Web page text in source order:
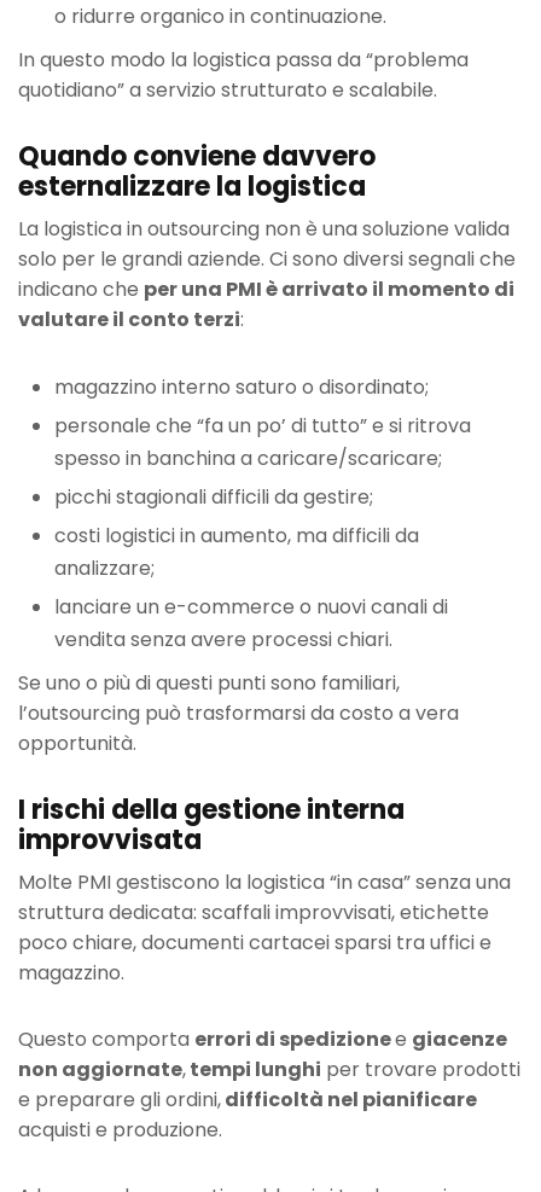
o ridurre organico in continuazione.
In questo modo la logistica passa da “problema
quotidiano” a servizio strutturato e scalabile.
Quando conviene davvero
esternalizzare la logistica
La logistica in outsourcing non è una soluzione valida
solo per le grandi aziende. Ci sono diversi segnali che
indicano che per una PMI è arrivato il momento di
valutare il conto terzi:
magazzino interno saturo o disordinato;
personale che “fa un po’ di tutto” e si ritrova
spesso in banchina a caricare/scaricare;
picchi stagionali difficili da gestire;
costi logistici in aumento, ma difficili da
analizzare;
lanciare un e-commerce o nuovi canali di
vendita senza avere processi chiari.
Se uno o più di questi punti sono familiari,
l’outsourcing può trasformarsi da costo a vera
opportunità.
I rischi della gestione interna
improvvisata
Molte PMI gestiscono la logistica “in casa” senza una
struttura dedicata: scaffali improvvisati, etichette
poco chiare, documenti cartacei sparsi tra uffici e
magazzino.
Questo comporta errori di spedizionee giacenze
non aggiornate,tempi lunghi per trovare prodotti
e preparare gli ordini,difficoltà nel pianificare
acquisti e produzione.